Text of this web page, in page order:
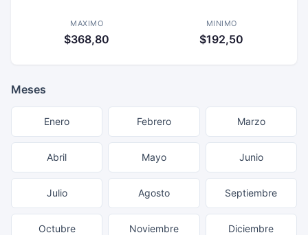
MAXIMO
$368,80
MINIMO
$192,50
Meses
Enero Febrero Marzo
Abril Mayo Junio
Julio Agosto Septiembre
Octubre Noviembre Diciembre